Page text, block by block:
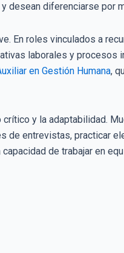
desean diferenciarse por
En roles vinculados a
laborales y procesos
en Gestión Humana,
y la adaptabilidad.
de entrevistas, practicar
de trabajar en